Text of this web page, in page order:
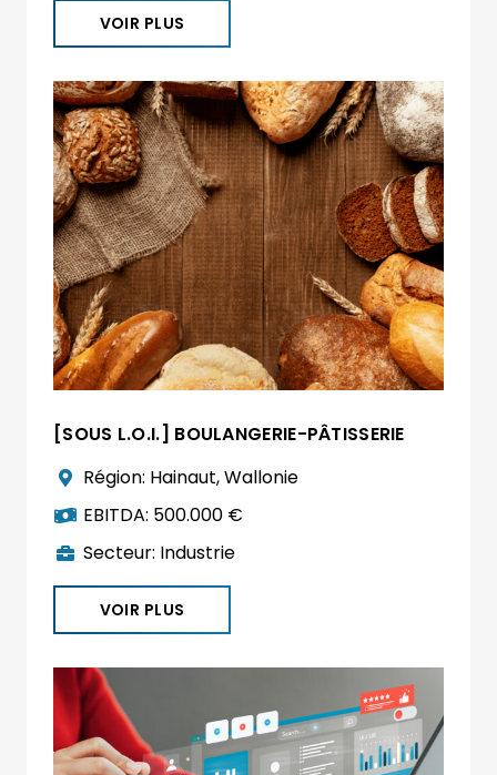
VOIR PLUS
[SOUS L.O.I.] BOULANGERIE-PÂTISSERIE
Région: Hainaut,Wallonie
EBITDA: 500.000 €
Secteur: Industrie
VOIR PLUS